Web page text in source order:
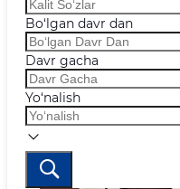
Bo‘lgan davr dan
Davr gacha
Yo‘nalish